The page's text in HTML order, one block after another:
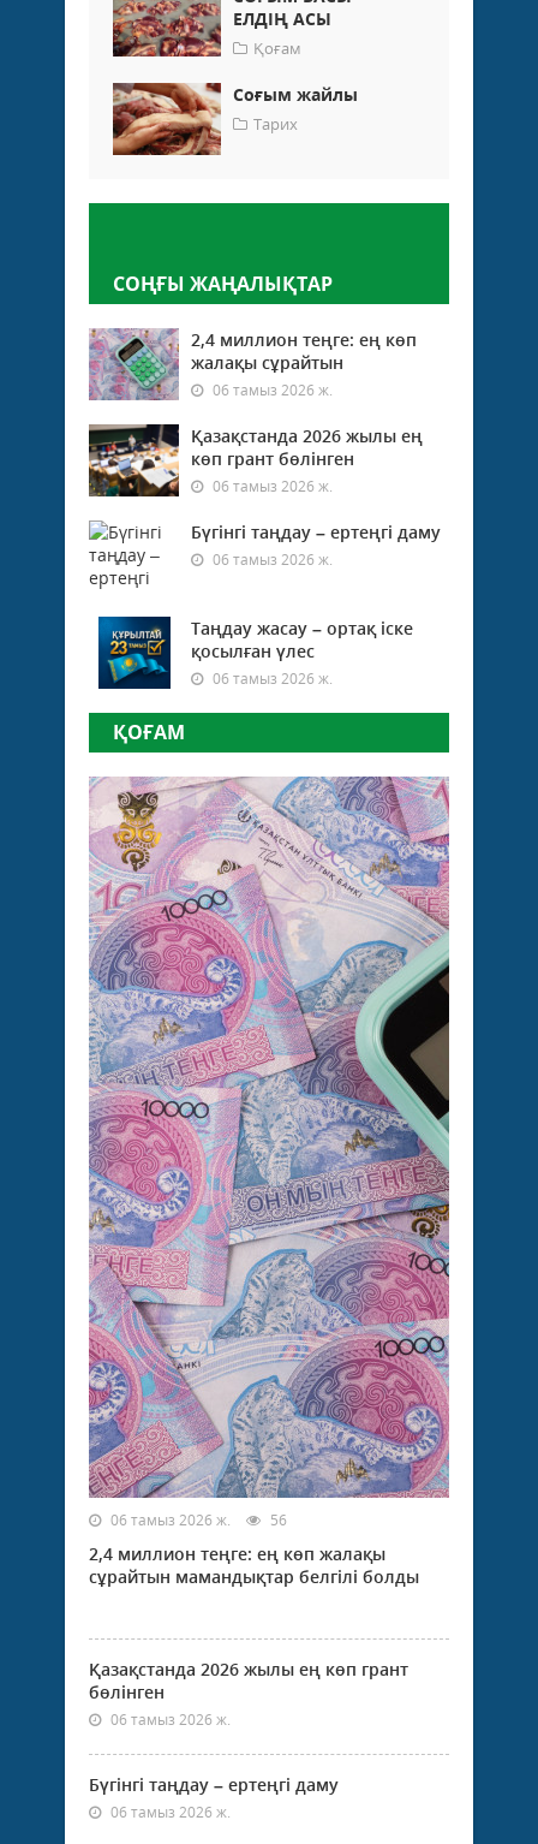
ЕЛДІҢ АСЫ
Қоғам
Соғым жайлы
Тарих
СОҢҒЫ ЖАҢАЛЫҚТАР
2,4 миллион теңге: ең көп
жалақы сұрайтын
06 тамыз 2026 ж.
Қазақстанда 2026 жылы ең
көп грант бөлінген
06 тамыз 2026 ж.
Бүгінгі таңдау – ертеңгі даму
06 тамыз 2026 ж.
Таңдау жасау – ортақ іске
қосылған үлес
06 тамыз 2026 ж.
ҚОҒАМ
06 тамыз 2026 ж. 56
2,4 миллион теңге: ең көп жалақы
сұрайтын мамандықтар белгілі болды
Қазақстанда 2026 жылы ең көп грант
бөлінген
06 тамыз 2026 ж.
Бүгінгі таңдау – ертеңгі даму
06 тамыз 2026 ж.